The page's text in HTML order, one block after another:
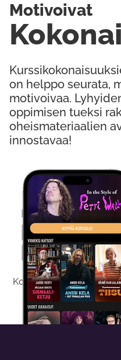
Kokeilemalla ilmaiseksi
on helppo seurata,
motivoivaa.
oppimisen tueksi
oheismateriaalien
innostavaa!
Motivoivat